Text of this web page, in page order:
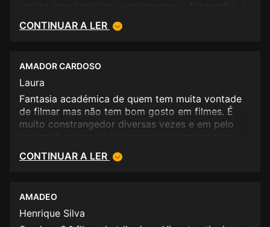
20 minutos na casa de Espinho com a família em
Talvez tenham faltado os meios para fazer algo
de mais aprofundado.
CONTINUAR A LER
AMADOR CARDOSO
Laura
Fantasia académica de quem tem muita vontade
de filmar mas não tem bom gosto em filmes. É
muito constrangedor diversas vezes e em pelo
actores não conseguiam disfarçar o embaraço.
CONTINUAR A LER
AMADEO
Henrique Silva